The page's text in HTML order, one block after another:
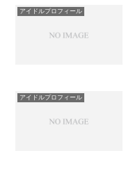
アイドルプロフィール
アイドルプロフィール